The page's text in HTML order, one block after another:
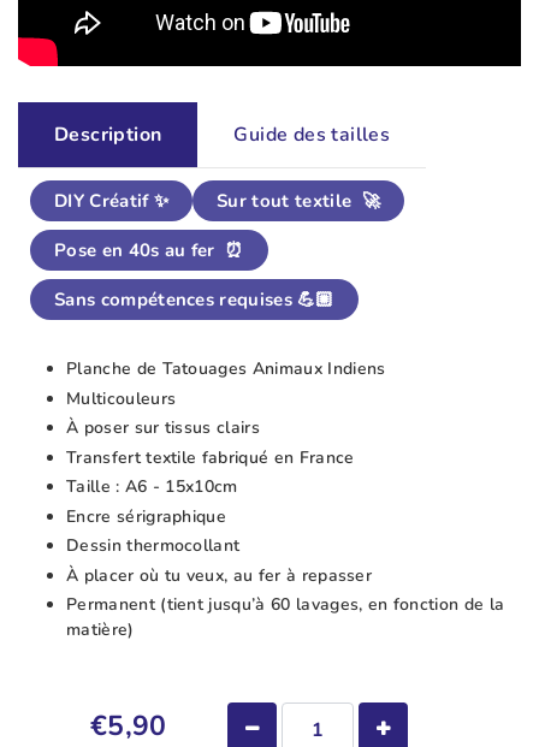
Description Guide des tailles
DIY Créatif ✨ Sur tout textile 🚀
Pose en 40s au fer ⏰
Sans compétences requises 💪🏼
Planche de Tatouages Animaux Indiens
Multicouleurs
À poser sur tissus clairs
Transfert textile fabriqué en France
Taille : A6 - 15x10cm
Encre sérigraphique
Dessin thermocollant
À placer où tu veux, au fer à repasser
Permanent (tient jusqu’à 60 lavages, en fonction de la
matière)
€5,90